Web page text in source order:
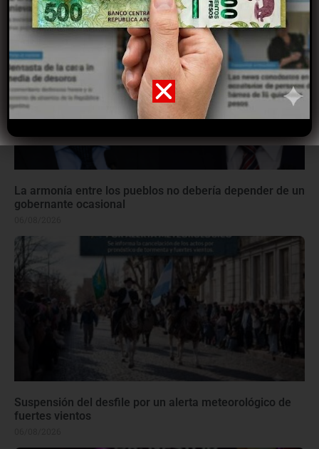
06/08/2026
La armonía entre los pueblos no debería depender de un
gobernante ocasional
Suspensión del desfile por un alerta meteorológico de
fuertes vientos